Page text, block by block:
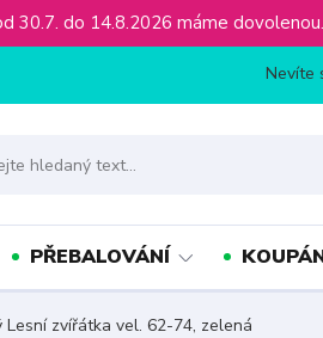
30.7. do 14.8.2026 máme
Nevíte
PŘEBALOVÁNÍ
zvířátka vel. 62-74, zelená